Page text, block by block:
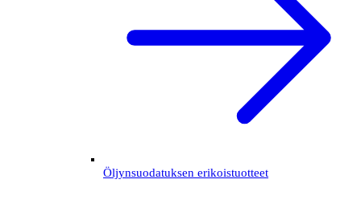
Öljynsuodatuksen erikoistuotteet